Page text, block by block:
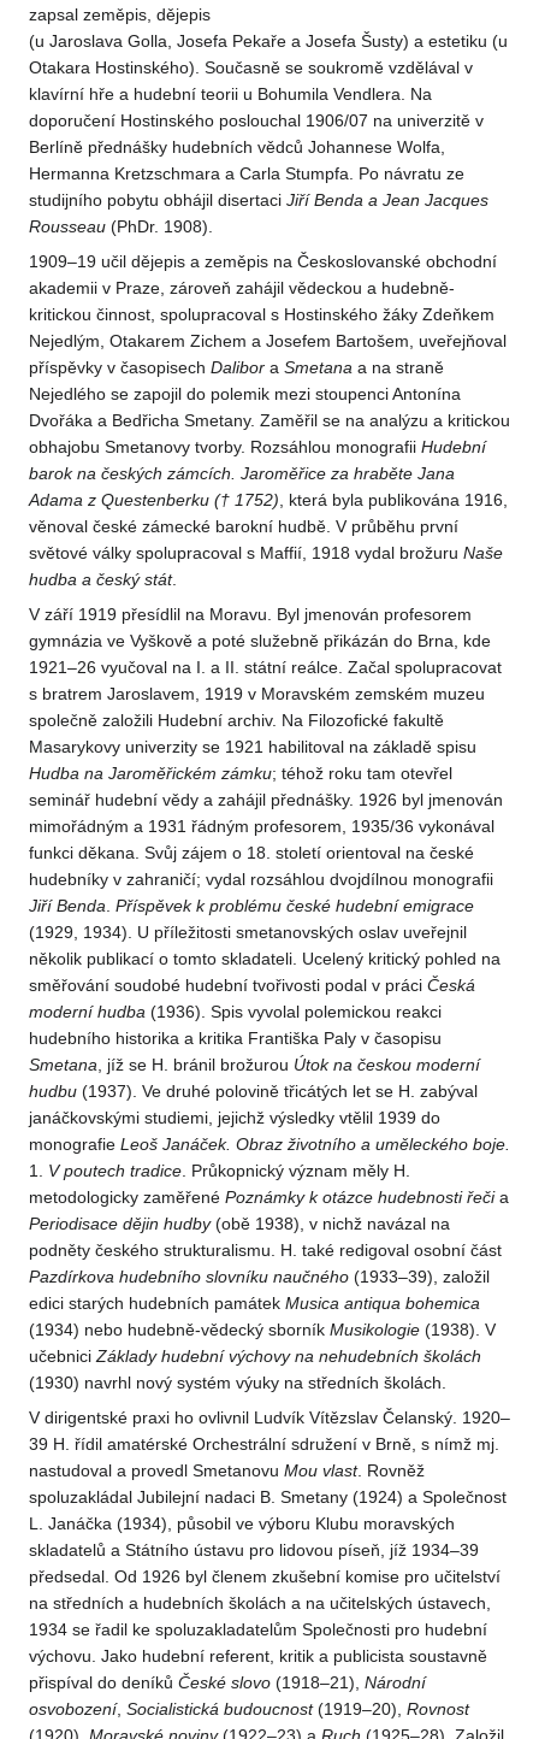
zapsal zeměpis, dějepis
(u Jaroslava Golla, Josefa Pekaře a Josefa Šusty) a estetiku (u
Otakara Hostinského). Současně se soukromě vzdělával v
klavírní hře a hudební teorii u Bohumila Vendlera. Na
doporučení Hostinského poslouchal 1906/07 na univerzitě v
Berlíně přednášky hudebních vědců Johannese Wolfa,
Hermanna Kretzschmara a Carla Stumpfa. Po návratu ze
studijního pobytu obhájil disertaci Jiří Benda a Jean Jacques
Rousseau (PhDr. 1908).
1909–19 učil dějepis a zeměpis na Českoslovanské obchodní
akademii v Praze, zároveň zahájil vědeckou a hudebně-
kritickou činnost, spolupracoval s Hostinského žáky Zdeňkem
Nejedlým, Otakarem Zichem a Josefem Bartošem, uveřejňoval
příspěvky v časopisech Dalibor a Smetana a na straně
Nejedlého se zapojil do polemik mezi stoupenci Antonína
Dvořáka a Bedřicha Smetany. Zaměřil se na analýzu a kritickou
obhajobu Smetanovy tvorby. Rozsáhlou monografii Hudební
barok na českých zámcích. Jaroměřice za hraběte Jana
Adama z Questenberku († 1752) , která byla publikována 1916,
věnoval české zámecké barokní hudbě. V průběhu první
světové války spolupracoval s Maffií, 1918 vydal brožuru Naše
hudba a český stát.
V září 1919 přesídlil na Moravu. Byl jmenován profesorem
gymnázia ve Vyškově a poté služebně přikázán do Brna, kde
1921–26 vyučoval na I. a II. státní reálce. Začal spolupracovat
s bratrem Jaroslavem, 1919 v Moravském zemském muzeu
společně založili Hudební archiv. Na Filozofické fakultě
Masarykovy univerzity se 1921 habilitoval na základě spisu
Hudba na Jaroměřickém zámku; téhož roku tam otevřel
seminář hudební vědy a zahájil přednášky. 1926 byl jmenován
mimořádným a 1931 řádným profesorem, 1935/36 vykonával
funkci děkana. Svůj zájem o 18. století orientoval na české
hudebníky v zahraničí; vydal rozsáhlou dvojdílnou monografii
Jiří Benda Příspěvek k problému české hudební emigrace
(1929, 1934). U příležitosti smetanovských oslav uveřejnil
několik publikací o tomto skladateli. Ucelený kritický pohled na
směřování soudobé hudební tvořivosti podal v práci Česká
moderní hudba (1936). Spis vyvolal polemickou reakci
hudebního historika a kritika Františka Paly v časopisu
Smetana , jíž se H. bránil brožurou Útok na českou moderní
hudbu (1937). Ve druhé polovině třicátých let se H. zabýval
janáčkovskými studiemi, jejichž výsledky vtělil 1939 do
monografie Leoš Janáček. Obraz životního a uměleckého boje.
1. V poutech tradice . Průkopnický význam měly H.
metodologicky zaměřené Poznámky k otázce hudebnosti řečia
Periodisace dějin hudby(obě 1938), v nichž navázal na
podněty českého strukturalismu. H. také redigoval osobní část
Pazdírkova hudebního slovníku naučného (1933–39), založil
edici starých hudebních památek Musica antiqua bohemica
(1934) nebo hudebně-vědecký sborník Musikologie (1938). V
učebnici Základy hudební výchovy na nehudebních školách
(1930) navrhl nový systém výuky na středních školách.
V dirigentské praxi ho ovlivnil Ludvík Vítězslav Čelanský. 1920–
39 H. řídil amatérské Orchestrální sdružení v Brně, s nímž mj.
nastudoval a provedl Smetanovu Mou vlast. Rovněž
spoluzakládal Jubilejní nadaci B. Smetany (1924) a Společnost
L. Janáčka (1934), působil ve výboru Klubu moravských
skladatelů a Státního ústavu pro lidovou píseň, jíž 1934–39
předsedal. Od 1926 byl členem zkušební komise pro učitelství
na středních a hudebních školách a na učitelských ústavech,
1934 se řadil ke spoluzakladatelům Společnosti pro hudební
výchovu. Jako hudební referent, kritik a publicista soustavně
přispíval do deníků České slovo (1918–21), Národní
osvobození, Socialistická budoucnost(1919–20), Rovnost